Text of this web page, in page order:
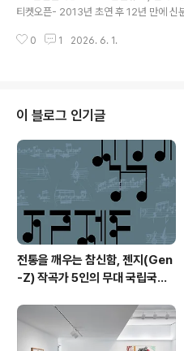
다”는 메시지를 전하며 웃음과 눈물을 오가
선사한다. 이번 공연의 가장 큰 특징은 대
드문 독창적인 무대 연출이다. 대형 LED와
티켓오픈- 2013년 초연 후 12년 만에 신
테 폰 말스도르프 이야기- 수어통역 · 터치
류학’ 마지막 공연 프로그램으로 연극 '나
Am My Own Wife'(작 더그 라이트/번역·
기란/연출 강량원)를 오는 6월 24일부터
산아트센터 Space111에서 진행한다. '나
미국 극작가 더그 라이트의 대표작으로 퓰
0 1 2026. 6. 1.
이 블로그 인기글
전통을 깨우는 참신함, 젠지(Gen
-Z) 작곡가 5인의 무대 국립국악
트'